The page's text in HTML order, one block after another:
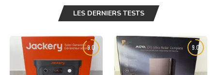
LES DERNIERS TESTS
9.0 9.0